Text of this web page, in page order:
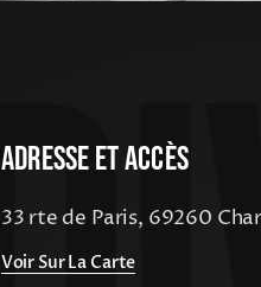
Adresse Et Accès
33 rte de Paris, 69260
Voir Sur La Carte